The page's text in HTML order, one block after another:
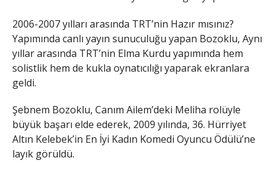
2006-2007 yılları arasında TRT’nin Hazır mısınız?
Yapımında canlı yayın sunuculuğu yapan Bozoklu, Aynı
yıllar arasında TRT’nin Elma Kurdu yapımında hem
solistlik hem de kukla oynatıcılığı yaparak ekranlara
geldi.
Şebnem Bozoklu, Canım Ailem’deki Meliha rolüyle
büyük başarı elde ederek, 2009 yılında, 36. Hürriyet
Altın Kelebek’in En İyi Kadın Komedi Oyuncu Ödülü’ne
layık görüldü.